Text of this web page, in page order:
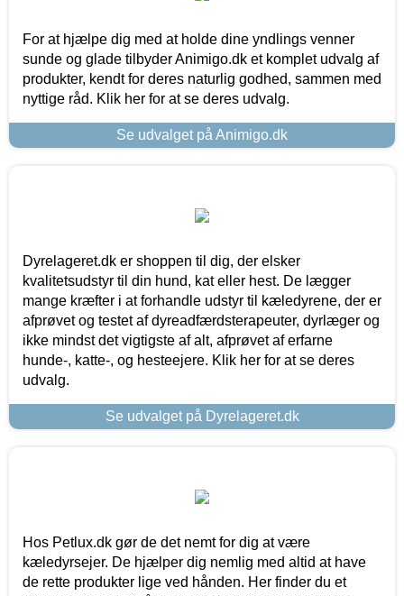
For at hjælpe dig med at holde dine yndlings venner
sunde og glade tilbyder Animigo.dk et komplet udvalg af
produkter, kendt for deres naturlig godhed, sammen med
nyttige råd. Klik her for at se deres udvalg.
Se udvalget på Animigo.dk
Dyrelageret.dk er shoppen til dig, der elsker
kvalitetsudstyr til din hund, kat eller hest. De lægger
mange kræfter i at forhandle udstyr til kæledyrene, der er
afprøvet og testet af dyreadfærdsterapeuter, dyrlæger og
ikke mindst det vigtigste af alt, afprøvet af erfarne
hunde-, katte-, og hesteejere. Klik her for at se deres
udvalg.
Se udvalget på Dyrelageret.dk
Hos Petlux.dk gør de det nemt for dig at være
kæledyrsejer. De hjælper dig nemlig med altid at have
de rette produkter lige ved hånden. Her finder du et